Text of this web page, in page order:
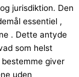
jurisdiktion. Den
essentiel ,
. Dette antyde
som helst
giver
uden